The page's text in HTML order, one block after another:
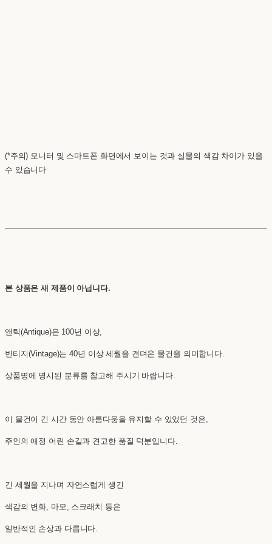
(*주의) 모니터 및 스마트폰 화면에서 보이는 것과 실물의 색감 차이가 있을
수 있습니다
본 상품은 새 제품이 아닙니다.
앤틱(Antique)은 100년 이상,
빈티지(Vintage)는 40년 이상 세월을 견뎌온 물건을 의미합니다.
상품명에 명시된 분류를 참고해 주시기 바랍니다.
이 물건이 긴 시간 동안 아름다움을 유지할 수 있었던 것은,
주인의 애정 어린 손길과 견고한 품질 덕분입니다.
긴 세월을 지나며 자연스럽게 생긴
색감의 변화, 마모, 스크래치 등은
일반적인 손상과 다릅니다.